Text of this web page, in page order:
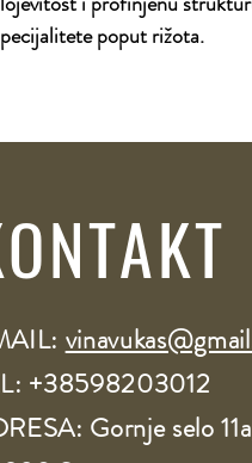
poput rižota.
+38598203012​
Gornje selo